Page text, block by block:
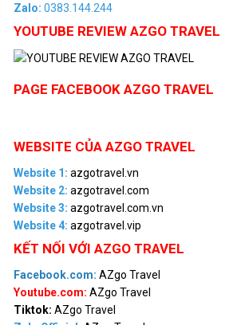
Zalo: 0383.144.244
YOUTUBE REVIEW AZGO TRAVEL
PAGE FACEBOOK AZGO TRAVEL
WEBSITE CỦA AZGO TRAVEL
Website 1: azgotravel.vn
Website 2: azgotravel.com
Website 3: azgotravel.com.vn
Website 4: azgotravel.vip
KẾT NỐI VỚI AZGO TRAVEL
Facebook.com: AZgo Travel
Youtube.com: AZgo Travel
Tiktok: AZgo Travel